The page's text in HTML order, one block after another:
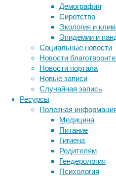
Демография
Сиротство
Экология и
Эпидемии и
Социальные новости
Новости
Новости портала
Новые записи
Случайная запись
Ресурсы
Полезная
Медицина
Питание
Гигиена
Родителям
Гендерология
Психология
стильных
офисных
перегородок
до
элегантных
домашних
интерьеров.
По
мере
роста
спроса
на
индивидуальные
решения
всё
больше
людей